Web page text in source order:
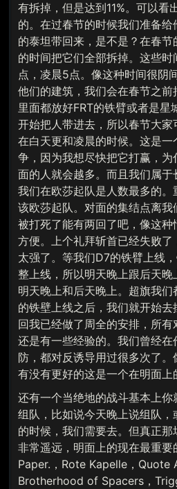
有拆掉，但是达到11%。可以看
的。在过春节的时候我们准备
的泰坦带回来，是不是？在春
的时间把它们全部拆掉。这些时
点，凌晨5点。像这种时间很阴
他们的建筑，我们会在春节之
里面都放好FRT的铁臂或者是星
开始把人带进去，所以春节大
在白天更和凌晨的时候。这是
争，因为我想尽快把它打赢，
面的人就会越多。而且我们属于
我们在欧莎起队是人数最多的
该欧莎起队。对面的集结点离
被打死了能有两回了吧，像这
方便。上个礼拜斩首已经失败
太强了。等我们D7的铁臂上线
整上线，所以明天晚上跟后天晚
明天晚上和后天晚上。超旗我
的铁壁上线之后，我们就开始
回我已经做了周全的安排，所
还是有一些经验的。我们曾经
防，都对反诱导用过很多次了
有没有更好的这是一个在明面上
还有一个当绝地的战斗基本上
组队，比如说今天晚上说组队
的时候，我们需要去。但真正
非常遥远，明面上的现在最重
Paper.，Rote Kapelle，Quote
Brotherhood of Spacers，